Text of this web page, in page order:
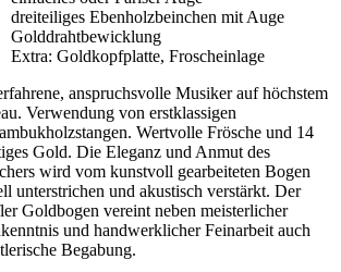
dreiteiliges Ebenholzbeinchen mit Auge
Golddrahtbewicklung
Extra: Goldkopfplatte, Froscheinlage
anspruchsvolle Musiker auf höchstem
Verwendung von erstklassigen
Wertvolle Frösche und 14
Gold. Die Eleganz und Anmut des
wird vom kunstvoll gearbeiteten Bogen
unterstrichen und akustisch verstärkt. Der
Goldbogen vereint neben meisterlicher
und handwerklicher Feinarbeit auch
Begabung.